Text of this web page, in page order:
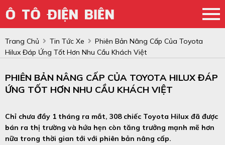
Trang Chủ Tin Tức Xe
Phiên Bản Nâng Cấp Của Toyota
Hilux Đáp Ứng Tốt Hơn Nhu Cầu Khách Việt
PHIÊN BẢN NÂNG CẤP CỦA TOYOTA HILUX ĐÁP
ỨNG TỐT HƠN NHU CẦU KHÁCH VIỆT
Chỉ chưa đầy 1 tháng ra mắt, 308 chiếc Toyota Hilux đã được
bán ra thị trường và hứa hẹn còn tăng trưởng mạnh mẽ hơn
nữa trong thời gian tới với phiên bản nâng cấp.